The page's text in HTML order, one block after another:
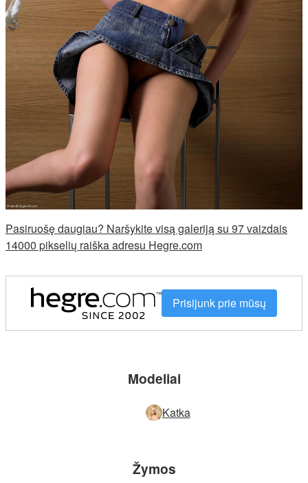
Pasiruošę daugiau? Naršykite visą galeriją su 97 vaizdais
14000 pikselių raiška adresu Hegre.com
Prisijunk prie mūsų
Modeliai
Katka
Žymos